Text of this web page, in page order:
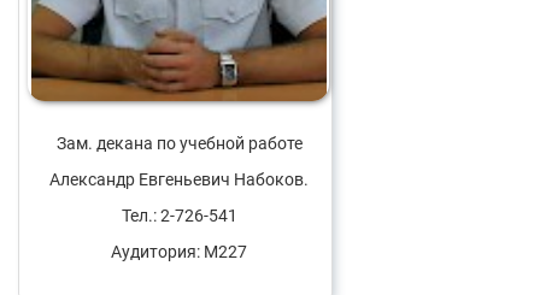
Зам. декана по учебной работе
Александр Евгеньевич Набоков.
Тел.: 2-726-541
Аудитория: М227